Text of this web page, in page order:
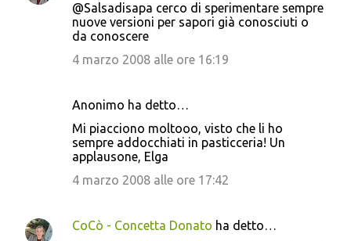
@Salsadisapa cerco di sperimentare sempre
nuove versioni per sapori già conosciuti o
da conoscere
4 marzo 2008 alle ore 16:19
Anonimo ha detto…
Mi piacciono moltooo, visto che li ho
sempre addocchiati in pasticceria! Un
applausone, Elga
4 marzo 2008 alle ore 17:42
CoCò - Concetta Donato ha detto…